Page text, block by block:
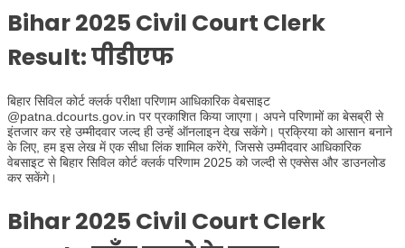
Bihar 2025 Civil Court Clerk
Result: पीडीएफ
बिहार सिविल कोर्ट क्लर्क परीक्षा परिणाम आधिकारिक वेबसाइट
@patna.dcourts.gov.in पर प्रकाशित किया जाएगा। अपने परिणामों का बेसब्री से
इंतजार कर रहे उम्मीदवार जल्द ही उन्हें ऑनलाइन देख सकेंगे। प्रक्रिया को आसान बनाने
के लिए, हम इस लेख में एक सीधा लिंक शामिल करेंगे, जिससे उम्मीदवार आधिकारिक
वेबसाइट से बिहार सिविल कोर्ट क्लर्क परिणाम 2025 को जल्दी से एक्सेस और डाउनलोड
कर सकेंगे।
Bihar 2025 Civil Court Clerk